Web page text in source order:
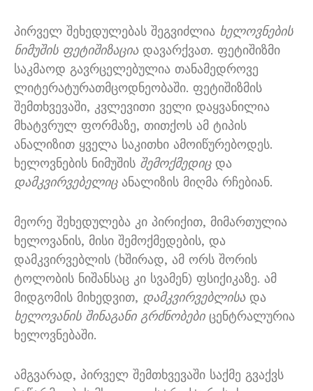
პირველ შეხედულებას შეგვიძლია ხელოვნების
ნიმუშის ფეტიშიზაციადავარქვათ. ფეტიშიზმი
საკმაოდ გავრცელებულია თანამედროვე
ლიტერატურათმცოდნეობაში. ფეტიშიზმის
შემთხვევაში, კვლევითი ველი დაყვანილია
მხატვრულ ფორმაზე, თითქოს ამ ტიპის
ანალიზით ყველა საკითხი ამოიწურებოდეს.
ხელოვნების ნიმუშის შემოქმედიცდა
დამკვირვებელიცანალიზის მიღმა რჩებიან.
მეორე შეხედულება კი პირიქით, მიმართულია
ხელოვანის, მისი შემოქმედების, და
დამკვირვებლის (ხშირად, ამ ორს შორის
ტოლობის ნიშანსაც კი სვამენ) ფსიქიკაზე. ამ
მიდგომის მიხედვით, დამკვირვებლისა და
ხელოვანის შინაგანი გრძნობებიცენტრალურია
ხელოვნებაში.
ამგვარად, პირველ შემთხვევაში საქმე გვაქვს